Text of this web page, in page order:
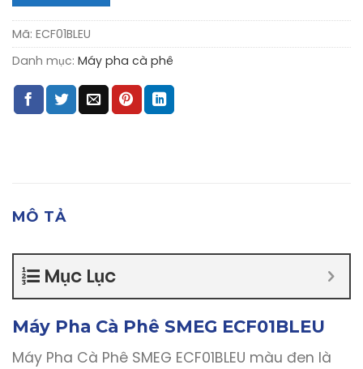
Mã: ECF01BLEU
Danh mục: Máy pha cà phê
MÔ TẢ
Mục Lục
Máy Pha Cà Phê SMEG ECF01BLEU
Máy Pha Cà Phê SMEG ECF01BLEU màu đen là